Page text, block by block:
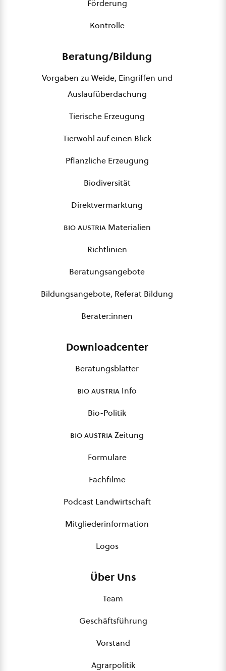
Förderung
Kontrolle
Beratung/Bildung
Vorgaben zu Weide, Eingriffen und
Auslaufüberdachung
Tierische Erzeugung
Tierwohl auf einen Blick
Pflanzliche Erzeugung
Biodiversität
Direktvermarktung
bio austriaMaterialien
Richtlinien
Beratungsangebote
Bildungsangebote, Referat Bildung
Berater:innen
Downloadcenter
Beratungsblätter
bio austria Info
Bio-Politik
bio austriaZeitung
Formulare
Fachfilme
Podcast Landwirtschaft
Mitgliederinformation
Logos
Über Uns
Team
Geschäftsführung
Vorstand
Agrarpolitik